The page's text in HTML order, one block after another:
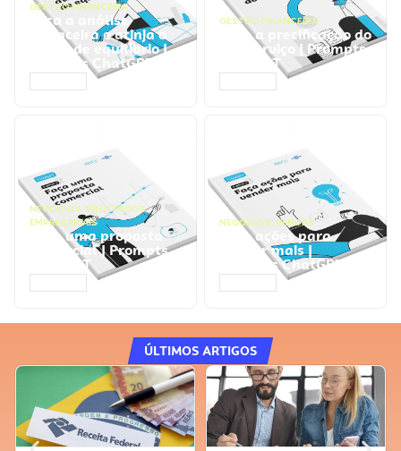
GESTÃO FINANCEIRA
Faça a análise
financeira e atinja o
ponto de equilíbrio |
Prompts ChatGPT
GESTÃO FINANCEIRA
Faça a precificação do
seu serviço | Prompts
ChatGPT
NEGÓCIOS, PROCESSOS
EMPRESARIAIS
Faça uma proposta
comercial | Prompts
ChatGPT
NEGÓCIOS, VENDAS
Faça ações para
vender mais |
Prompts ChatGPT
ÚLTIMOS ARTIGOS